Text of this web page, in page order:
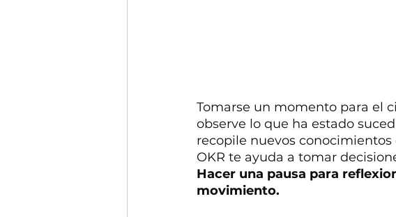
Tomarse un momento para el
observe lo que ha estado
recopile nuevos
OKR te ayuda a tomar
Hacer una pausa para
movimiento.